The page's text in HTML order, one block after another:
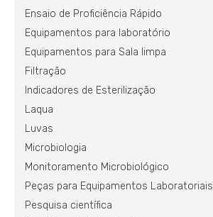
Ensaio de Proficiência Rápido
Equipamentos para laboratório
Equipamentos para Sala limpa
Filtração
Indicadores de Esterilização
Laqua
Luvas
Microbiologia
Monitoramento Microbiológico
Peças para Equipamentos Laboratoriais
Pesquisa científica